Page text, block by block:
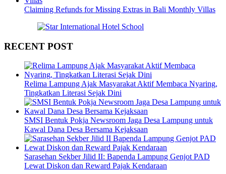
Claiming Refunds for Missing Extras in Bali Monthly Villas
RECENT POST
Relima Lampung Ajak Masyarakat Aktif Membaca Nyaring,
Tingkatkan Literasi Sejak Dini
SMSI Bentuk Pokja Newsroom Jaga Desa Lampung untuk
Kawal Dana Desa Bersama Kejaksaan
Sarasehan Sekber Jilid II: Bapenda Lampung Genjot PAD
Lewat Diskon dan Reward Pajak Kendaraan